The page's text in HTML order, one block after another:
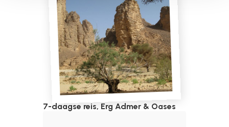
7-daagse reis, Erg Admer & Oases